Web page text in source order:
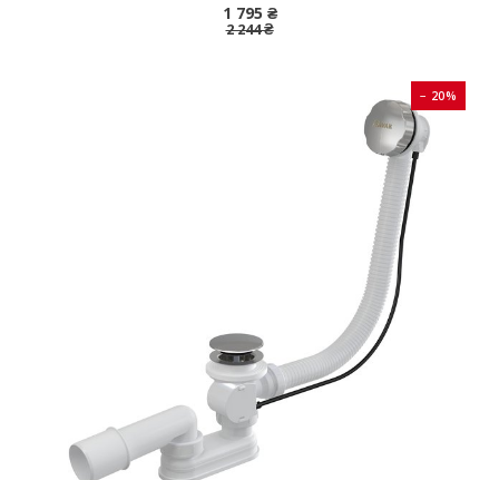
1 795 ₴
2 244 ₴
− 20%